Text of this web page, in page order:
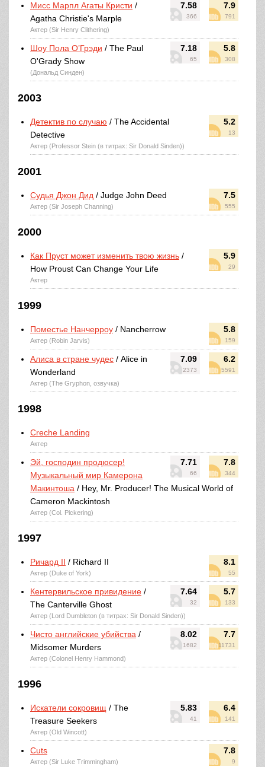
7.58
366
7.9
791
Мисс Марпл Агаты Кристи /
Agatha Christie's Marple
Актер (Sir Henry Clithering)
7.18
65
5.8
308
Шоу Пола О’Грэди / The Paul
O'Grady Show
(Дональд Синден)
2003
5.2
13
Детектив по случаю / The Accidental
Detective
Актер (Professor Stein (в титрах: Sir Donald Sinden))
2001
7.5
555
Судья Джон Дид / Judge John Deed
Актер (Sir Joseph Channing)
2000
5.9
29
Как Пруст может изменить твою жизнь /
How Proust Can Change Your Life
Актер
1999
5.8
159
Поместье Нанчерроу / Nancherrow
Актер (Robin Jarvis)
7.09
2373
6.2
5591
Алиса в стране чудес / Alice in
Wonderland
Актер (The Gryphon, озвучка)
1998
Creche Landing
Актер
7.71
66
7.8
344
Эй, господин продюсер!
Музыкальный мир Камерона
Макинтоша / Hey, Mr. Producer! The Musical World of
Cameron Mackintosh
Актер (Col. Pickering)
1997
8.1
55
Ричард II / Richard II
Актер (Duke of York)
7.64
32
5.7
133
Кентервильское привидение /
The Canterville Ghost
Актер (Lord Dumbleton (в титрах: Sir Donald Sinden))
8.02
1682
7.7
11731
Чисто английские убийства /
Midsomer Murders
Актер (Colonel Henry Hammond)
1996
5.83
41
6.4
141
Искатели сокровищ / The
Treasure Seekers
Актер (Old Wincott)
7.8
9
Cuts
Актер (Sir Luke Trimmingham)